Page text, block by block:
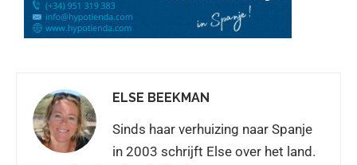
ELSE BEEKMAN
Sinds haar verhuizing naar Spanje
in 2003 schrijft Else over het land.